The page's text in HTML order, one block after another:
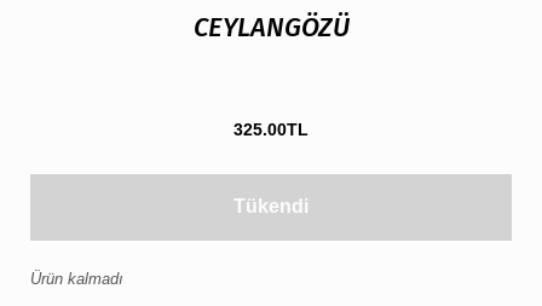
CEYLANGÖZÜ
325.00TL
Tükendi
Ürün kalmadı